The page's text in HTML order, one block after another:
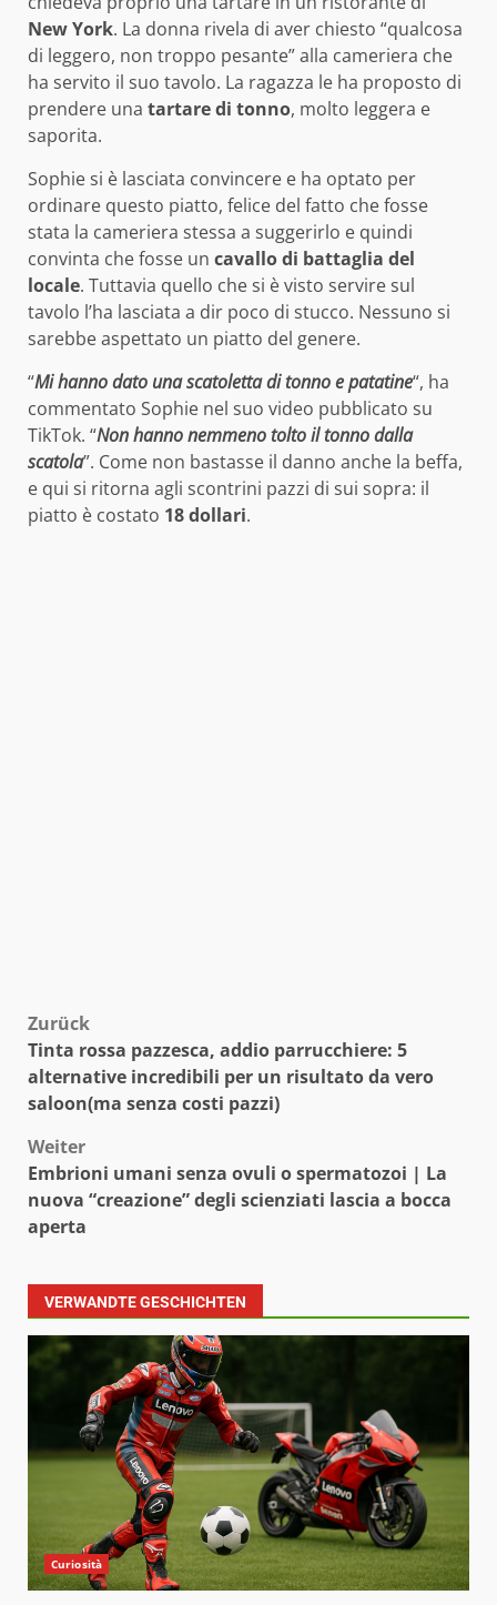
New York. La donna rivela di aver chiesto “qualcosa
di leggero, non troppo pesante” alla cameriera che
ha servito il suo tavolo. La ragazza le ha proposto di
prendere una tartare di tonno, molto leggera e
saporita.
Sophie si è lasciata convincere e ha optato per
ordinare questo piatto, felice del fatto che fosse
stata la cameriera stessa a suggerirlo e quindi
convinta che fosse un cavallo di battaglia del
locale. Tuttavia quello che si è visto servire sul
tavolo l’ha lasciata a dir poco di stucco. Nessuno si
sarebbe aspettato un piatto del genere.
“Mi hanno dato una scatoletta di tonno e patatine“, ha
commentato Sophie nel suo video pubblicato su
TikTok. “Non hanno nemmeno tolto il tonno dalla
scatola”. Come non bastasse il danno anche la beffa,
e qui si ritorna agli scontrini pazzi di sui sopra: il
piatto è costato 18 dollari.
Beitragsnavigation
Zurück
Tinta rossa pazzesca, addio parrucchiere: 5
alternative incredibili per un risultato da vero
saloon(ma senza costi pazzi)
Weiter
Embrioni umani senza ovuli o spermatozoi | La
nuova “creazione” degli scienziati lascia a bocca
aperta
VERWANDTE GESCHICHTEN
Curiosità